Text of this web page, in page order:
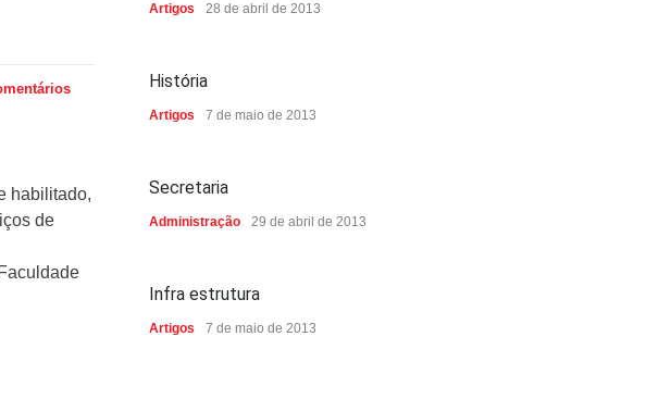
habilitado,
de
Artigos 28 de abril de 2013
História
Artigos 7 de maio de 2013
Secretaria
Administração 29 de abril de 2013
Infra estrutura
Artigos 7 de maio de 2013